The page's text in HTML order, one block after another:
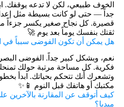
الخوف طبيعي، لكن لا تدعه يوقفك.
جداً — حتى لو كانت بسيطة مثل
قصيرة. كل نجاح صغير يكسر جزءاً
ثقتك بنفسك يوماً بعد يوم 🚀
هل يمكن أن تكون الفوضى سبباً في
نعم، وبشكل كبير جداً. الفوضى
فكرية. كل مساحة مرتبة حولك
وتشعرك أنك تتحكم بحياتك. ابدأ
مكتبك أو هاتفك قبل النوم 📱✨
كيف أتوقف عن المقارنة بالآخرين
ميديا؟